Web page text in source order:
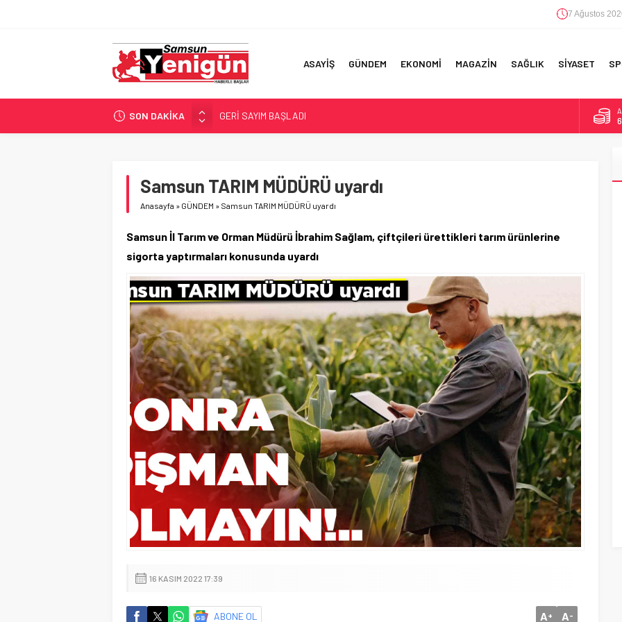
7 Ağustos
ASAYİŞ GÜNDEM EKONOMİ MAGAZİN SAĞLIK SİYASET
SON DAKİKA
GERİ SAYIM BAŞLADI
SAMSUNSPOR’DA HEDEF 5’İNCİLİK!
İŞTE FINDIK FİYATI!
YÖNETİCİ SEÇERKEN YAPILAN EN BÜYÜK HATALAR
Samsun TARIM MÜDÜRÜ uyardı
Anasayfa » GÜNDEM » Samsun TARIM MÜDÜRÜ uyardı
Samsun İl Tarım ve Orman Müdürü İbrahim Sağlam, çiftçileri ürettikleri tarım ürünlerine
sigorta yaptırmaları konusunda uyardı
16 KASIM 2022 17:39
ABONE OL A+ A-